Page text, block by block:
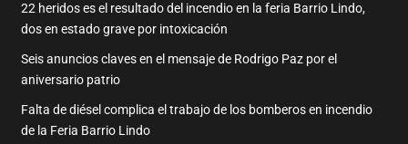
22 heridos es el resultado del incendio en la feria Barrio Lindo,
dos en estado grave por intoxicación
Seis anuncios claves en el mensaje de Rodrigo Paz por el
aniversario patrio
Falta de diésel complica el trabajo de los bomberos en incendio
de la Feria Barrio Lindo